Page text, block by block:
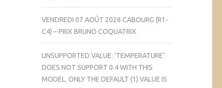
VENDREDI 07 AOÛT 2026 CABOURG (R1-
C4) – PRIX BRUNO COQUATRIX
UNSUPPORTED VALUE: ‘TEMPERATURE’
DOES NOT SUPPORT 0.4 WITH THIS
MODEL. ONLY THE DEFAULT (1) VALUE IS